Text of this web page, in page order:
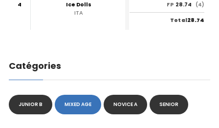
4
Ice Dolls
ITA
FP 28.74 (4)
Total28.74
Catégories
JUNIOR B MIXED AGE NOVICE A SENIOR